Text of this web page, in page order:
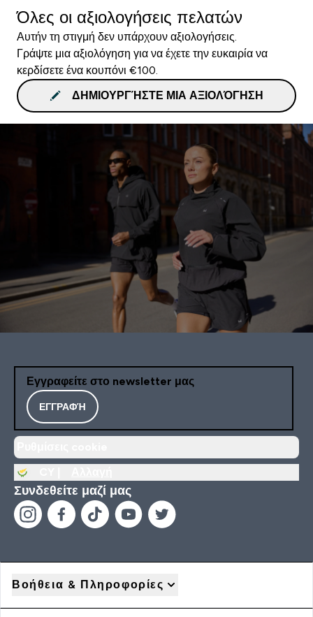
Όλες οι αξιολογήσεις πελατών
Αυτήν τη στιγμή δεν υπάρχουν αξιολογήσεις.
Γράψτε μια αξιολόγηση για να έχετε την ευκαιρία να
κερδίσετε ένα κουπόνι €100.
ΔΗΜΙΟΥΡΓΉΣΤΕ ΜΙΑ ΑΞΙΟΛΌΓΗΣΗ
Εγγραφείτε στο newsletter μας
ΕΓΓΡΑΦΉ
Συνδεθείτε μαζί μας
Βοήθεια & Πληροφορίες